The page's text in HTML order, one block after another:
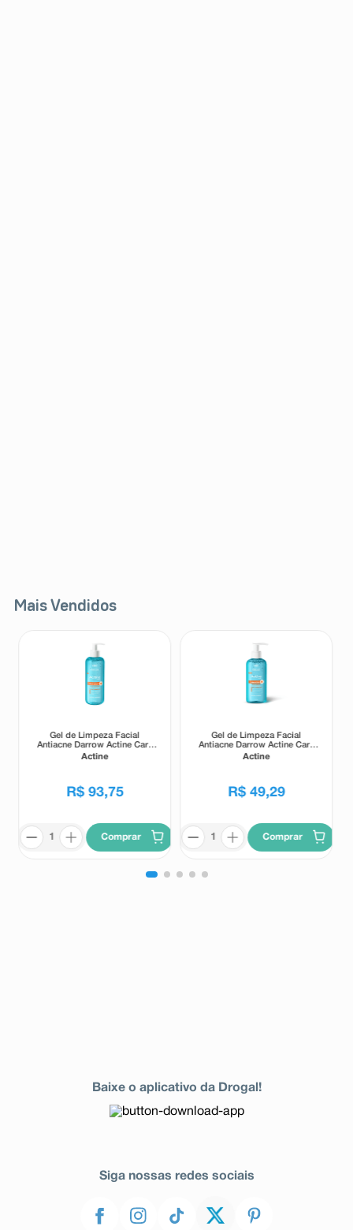
Mais Vendidos
Gel de Limpeza Facial
Antiacne Darrow Actine Care
Alta Tolerância 400g
Actine
R$ 93,75
Comprar
Gel de Limpeza Facial
Antiacne Darrow Actine Care
Alta Tolerância 140g
Actine
R$ 49,29
Comprar
Baixe o aplicativo da Drogal!
Siga nossas redes sociais